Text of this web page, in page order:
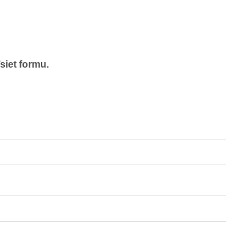
formu.